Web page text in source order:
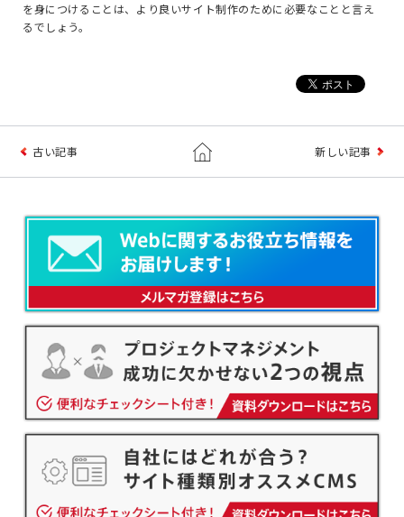
を身につけることは、より良いサイト制作のために必要なことと言え
るでしょう。
古い記事 新しい記事